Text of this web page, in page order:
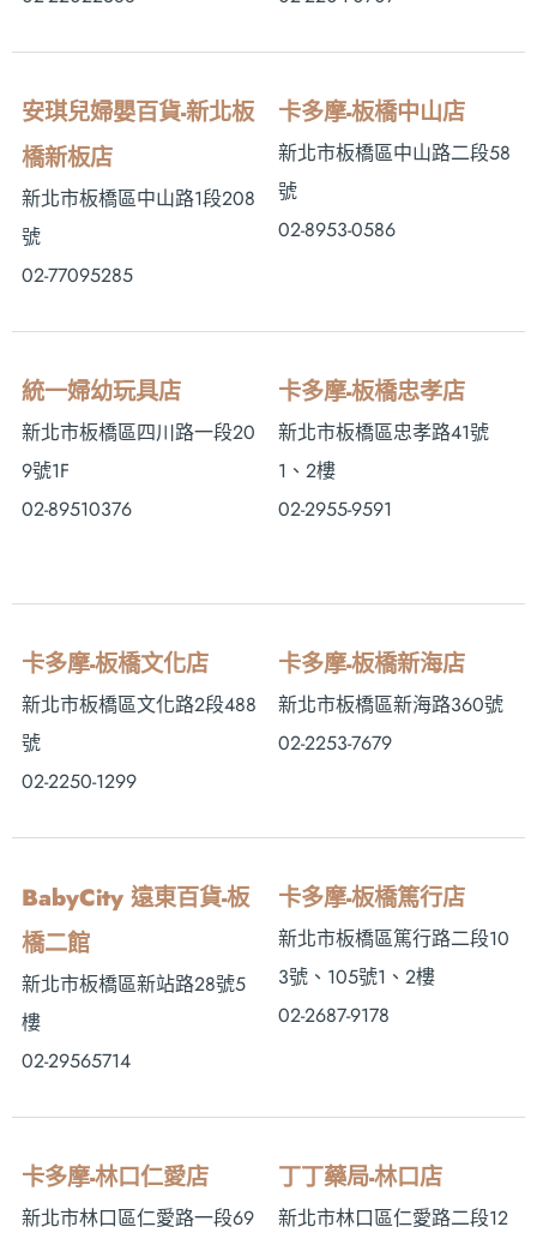
安琪兒婦嬰百貨-新北板
橋新板店
新北市板橋區中山路1段208
號
02-77095285
卡多摩-板橋中山店
新北市板橋區中山路二段58
號
02-8953-0586
統一婦幼玩具店
新北市板橋區四川路一段20
9號1F
02-89510376
卡多摩-板橋忠孝店
新北市板橋區忠孝路41號
1、2樓
02-2955-9591
卡多摩-板橋文化店
新北市板橋區文化路2段488
號
02-2250-1299
卡多摩-板橋新海店
新北市板橋區新海路360號
02-2253-7679
BabyCity 遠東百貨-板
橋二館
新北市板橋區新站路28號5
樓
02-29565714
卡多摩-板橋篤行店
新北市板橋區篤行路二段10
3號、105號1、2樓
02-2687-9178
卡多摩-林口仁愛店
新北市林口區仁愛路一段69
丁丁藥局-林口店
新北市林口區仁愛路二段12